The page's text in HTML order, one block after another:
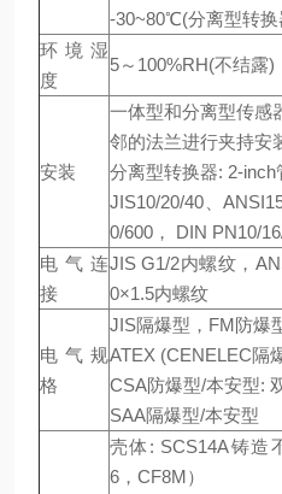
-30~80℃(分离型转换
环境湿
度
5～100%RH(不结露)
安装
一体型和分离型传感
邻的法兰进行夹持安
分离型转换器: 2-inch
JIS10/20/40、
0/600， DIN PN10/
电气连
接
JIS G1/2内螺纹，
0×1.5内螺纹
电气规
格
JIS隔爆型，FM防爆
ATEX (CENELEC隔
CSA防爆型/本安型:
SAA隔爆型/本安型
壳体: SCS14A铸造
6，CF8M）